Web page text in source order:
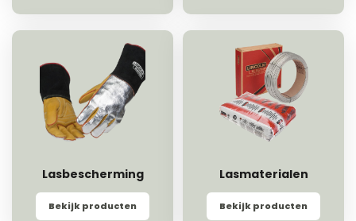
Lasbescherming
Bekijk producten
Lasmaterialen
Bekijk producten